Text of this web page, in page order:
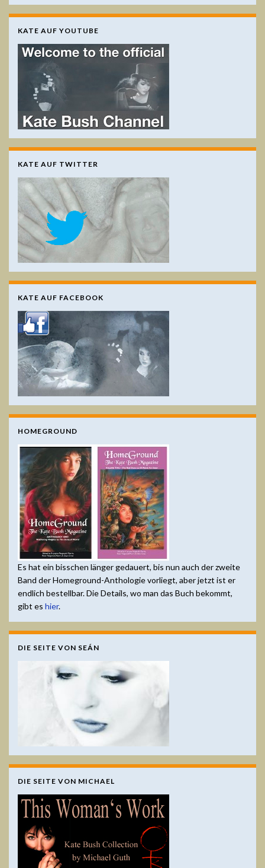
KATE AUF YOUTUBE
KATE AUF TWITTER
KATE AUF FACEBOOK
HOMEGROUND
Es hat ein bisschen länger gedauert, bis nun auch der zweite
Band der Homeground-Anthologie vorliegt, aber jetzt ist er
endlich bestellbar. Die Details, wo man das Buch bekommt,
gibt es hier.
DIE SEITE VON SEÁN
DIE SEITE VON MICHAEL